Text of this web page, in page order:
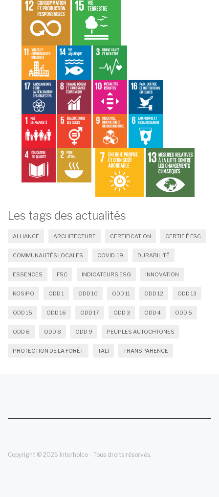
Les tags des actualités
ALLIANCE ARCHITECTURE CERTIFICATION CERTIFIÉ FSC
COMMUNAUTÉS LOCALES COVID-19 DURABILITÉ
ESSENCES FSC INDICATEURS ESG INNOVATION
KOSIPO ODD 1 ODD 10 ODD 11 ODD 12 ODD 13
ODD 15 ODD 16 ODD 17 ODD 3 ODD 4 ODD 5
ODD 6 ODD 8 ODD 9 PEUPLES AUTOCHTONES
PROTECTION DE LA FORÊT TALI TRANSPARENCE
Copyright © 2026 Interholco - Tous droits réservés.